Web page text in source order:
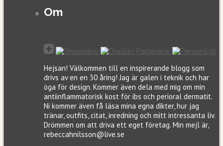
Om
Hejsan! Välkommen till en inspirerande blogg som
drivs av en en 30 åring! Jag är galen i teknik och har
öga för design. Kommer även dela med mig om min
antiinflammatorisk kost för ibs och perioral dermatit.
Ni kommer även få läsa mina egna dikter, hur jag
tränar, outfits, citat, inredning och mitt intressanta liv.
Drömmen om att driva ett eget företag. Min mejl är,
rebeccahnilsson@live.se